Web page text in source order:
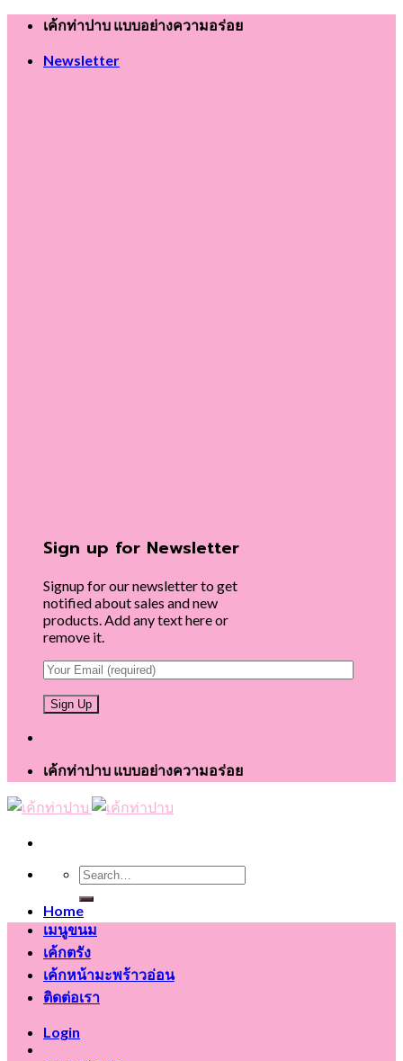
Skip
content
เค้กท่าปาบ แบบอย่างความอร่อย
Newsletter
Sign up for Newsletter
Signup for our newsletter to get
notified about sales and new
products. Add any text here or
remove it.
เค้กท่าปาบ แบบอย่างความอร่อย
Search
for:
Home
เมนูขนม
เค้กตรัง
เค้กหน้ามะพร้าวอ่อน
ติดต่อเรา
Login